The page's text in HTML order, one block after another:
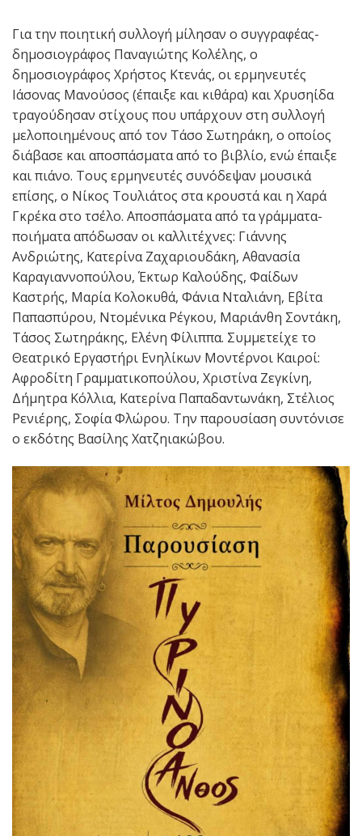
Για την ποιητική συλλογή μίλησαν ο συγγραφέας-
δημοσιογράφος Παναγιώτης Κολέλης, ο
δημοσιογράφος Χρήστος Κτενάς, οι ερμηνευτές
Ιάσονας Μανούσος (έπαιξε και κιθάρα) και Χρυσηίδα
τραγούδησαν στίχους που υπάρχουν στη συλλογή
μελοποιημένους από τον Τάσο Σωτηράκη, ο οποίος
διάβασε και αποσπάσματα από το βιβλίο, ενώ έπαιξε
και πιάνο. Τους ερμηνευτές συνόδεψαν μουσικά
επίσης, ο Νίκος Τουλιάτος στα κρουστά και η Χαρά
Γκρέκα στο τσέλο. Αποσπάσματα από τα γράμματα-
ποιήματα απόδωσαν οι καλλιτέχνες: Γιάννης
Ανδριώτης, Κατερίνα Ζαχαριουδάκη, Αθανασία
Καραγιαννοπούλου, Έκτωρ Καλούδης, Φαίδων
Καστρής, Μαρία Κολοκυθά, Φάνια Νταλιάνη, Εβίτα
Παπασπύρου, Ντομένικα Ρέγκου, Μαριάνθη Σοντάκη,
Τάσος Σωτηράκης, Ελένη Φίλιππα. Συμμετείχε το
Θεατρικό Εργαστήρι Ενηλίκων Μοντέρνοι Καιροί:
Αφροδίτη Γραμματικοπούλου, Χριστίνα Ζεγκίνη,
Δήμητρα Κόλλια, Κατερίνα Παπαδαντωνάκη, Στέλιος
Ρενιέρης, Σοφία Φλώρου. Την παρουσίαση συντόνισε
ο εκδότης Βασίλης Χατζηιακώβου.